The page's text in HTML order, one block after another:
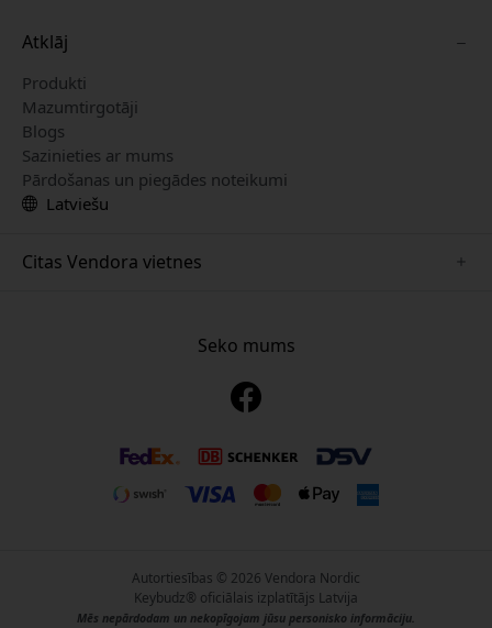
Atklāj
Produkti
Mazumtirgotāji
Blogs
Sazinieties ar mums
Pārdošanas un piegādes noteikumi
Latviešu
Citas Vendora vietnes
www.myfirst.se
Seko mums
Autortiesības © 2026 Vendora Nordic
Keybudz® oficiālais izplatītājs Latvija
Mēs nepārdodam un nekopīgojam jūsu personisko informāciju.